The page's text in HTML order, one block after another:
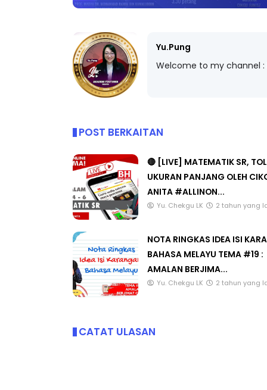
Yu.Pung
Welcome to my channel
POST BERKAITAN
🔴 [LIVE] MATEMATIK SR,
UKURAN PANJANG OLEH
ANITA #ALLINON...
Yu. Chekgu LK 2 tahun yang
NOTA RINGKAS IDEA ISI
BAHASA MELAYU TEMA #19 :
AMALAN BERJIMA...
Yu. Chekgu LK 2 tahun yang
CATAT ULASAN